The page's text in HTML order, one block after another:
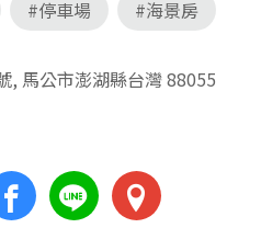
#停車場 #海景房
, 馬公市澎湖縣台灣 88055